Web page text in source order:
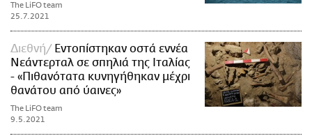
The LiFO team
25.7.2021
Διεθνή
Εντοπίστηκαν οστά εννέα
Νεάντερταλ σε σπηλιά της Ιταλίας
- «Πιθανότατα κυνηγήθηκαν μέχρι
θανάτου από ύαινες»
The LiFO team
9.5.2021